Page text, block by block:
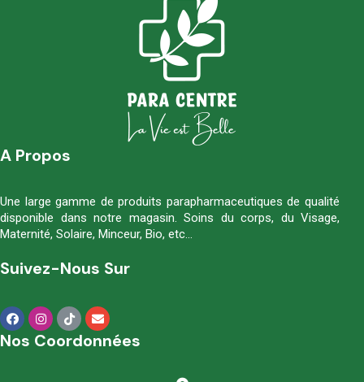
A Propos
Une large gamme de produits parapharmaceutiques de qualité
disponible dans notre magasin. Soins du corps, du Visage,
Maternité, Solaire, Minceur, Bio, etc…
Suivez-Nous Sur
Nos Coordonnées